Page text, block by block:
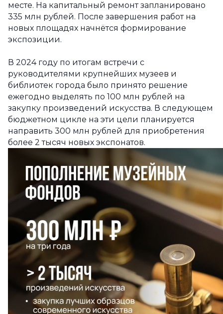
месте. На капитальный ремонт запланировано
335 млн рублей. После завершения работ на
новых площадях начнётся формирование
экспозиции.
В 2024 году по итогам встречи с
руководителями крупнейших музеев и
библиотек города было принято решение
ежегодно выделять по 100 млн рублей на
закупку произведений искусства. В следующем
бюджетном цикле на эти цели планируется
направить 300 млн рублей для приобретения
более 2 тысяч новых экспонатов.